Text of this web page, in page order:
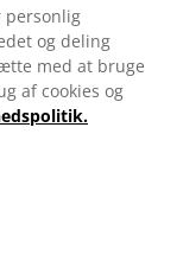
personlig
og deling
med at bruge
af cookies og